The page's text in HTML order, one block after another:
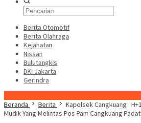
Berita Otomotif
Berita Olahraga
Kejahatan
Nissan
Bulutangkis
DKI Jakarta
Gerindra
Beranda
Berita
Kapolsek Cangkuang :
Mudik Yang Melintas Pos Pam Cangkuang